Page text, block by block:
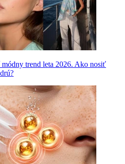
trend leta 2026. Ako nosiť